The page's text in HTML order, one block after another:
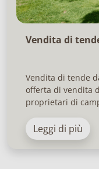
Vendita di
Vendita di tende
offerta di vendita
proprietari di
Leggi di più